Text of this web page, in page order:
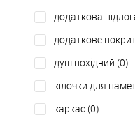
додаткова
додаткове
душ похідний (0)
кілочки для
каркас (0)